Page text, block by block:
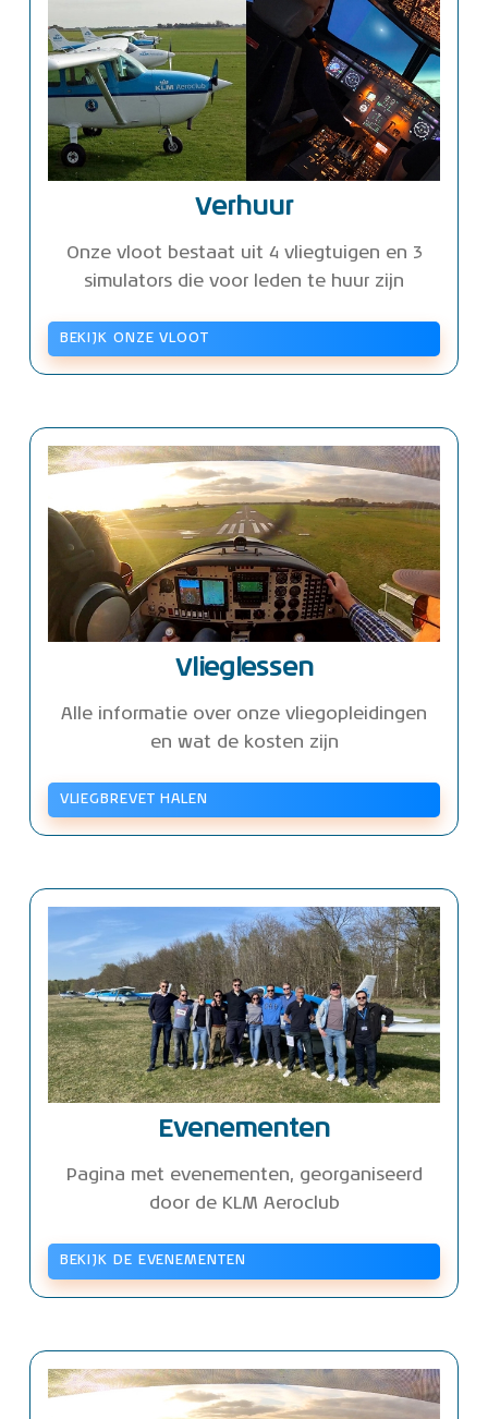
Verhuur
Onze vloot bestaat uit 4 vliegtuigen en 3
simulators die voor leden te huur zijn
BEKIJK ONZE VLOOT
Vlieglessen
Alle informatie over onze vliegopleidingen
en wat de kosten zijn
VLIEGBREVET HALEN
Evenementen
Pagina met evenementen, georganiseerd
door de KLM Aeroclub
BEKIJK DE EVENEMENTEN